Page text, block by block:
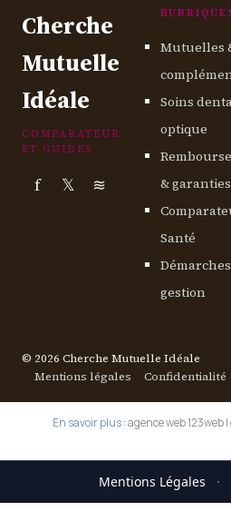
Cherche
Mutuelle
Idéale
COMPARATEUR
ET GUIDES
f 𝕏 ≋
Mutuelles
Soins
optique
& garanties
Santé
gestion
© 2026 Cherche Mutuelle Idéale
Mentions légales
Confidentialité
En savoir plus :agence web 123web|
Mentions Légales ·